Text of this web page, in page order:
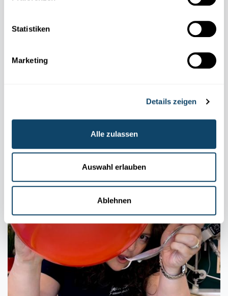
Statistiken
Marketing
Details zeigen
Alle zulassen
Auswahl erlauben
Ablehnen
Enthülle eine unsichtbare Nachricht – mithilfe
von Kurkuma